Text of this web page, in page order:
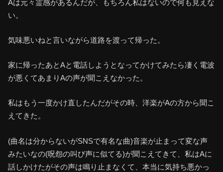
Aは元々霊感があるんだが、もちろん私はないので何も見えな
い。
気味悪いねと言いながら道路を渡って帰った。
家に帰ったあとAと電話しようとなってかけてみたら凄く電波
が悪くてあまりAの声が聞こえなかった。
私はもう一度かけ直したんだがその時、洋楽がAの方から聞こ
えてきた。
(曲名は分からないがSNSで有名な曲)音楽が止まって変な声
みたいなの(呪怨の叫び声に似てる)が聞こえてきて、私はAに
話しかけたがその声は鳴り止まなくて、本当に気持ち悪かっ